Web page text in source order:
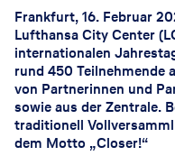
Frankfurt, 16. Februar
Lufthansa City Center
internationalen
rund 450 Teilnehmende
von Partnerinnen und
sowie aus der Zentrale.
traditionell
dem Motto „Closer!“